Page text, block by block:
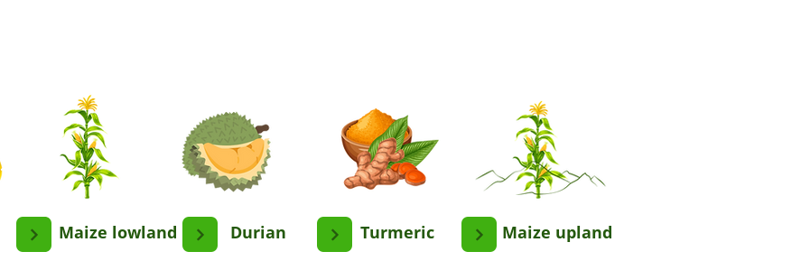
Maize lowland Durian Turmeric Maize upland